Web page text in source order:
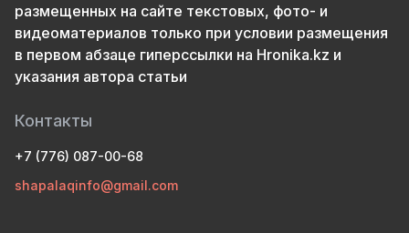
размещенных на сайте текстовых, фото- и
видеоматериалов только при условии размещения
в первом абзаце гиперссылки на Hronika.kz и
указания автора статьи
Контакты
+7 (776) 087-00-68
shapalaqinfo@gmail.com